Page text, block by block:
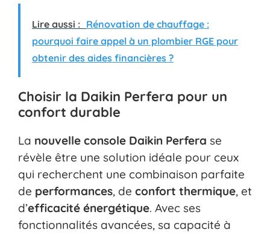
Lire aussi : Rénovation de chauffage :
pourquoi faire appel à un plombier RGE pour
obtenir des aides financières ?
Choisir la Daikin Perfera pour un
confort durable
La nouvelle console Daikin Perfera se
révèle être une solution idéale pour ceux
qui recherchent une combinaison parfaite
de performances, de confort thermique, et
d’efficacité énergétique. Avec ses
fonctionnalités avancées, sa capacité à